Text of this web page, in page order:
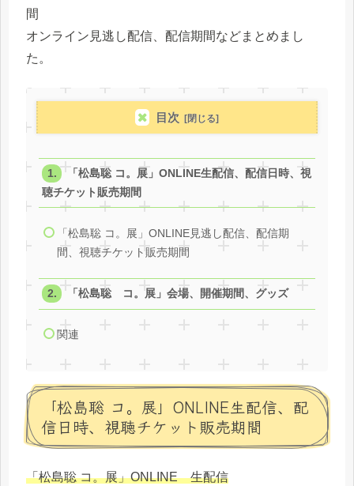
間
オンライン見逃し配信、配信期間などまとめまし
た。
目次
「松島聡 コ。展」ONLINE生配信、配信日時、視
聴チケット販売期間
「松島聡 コ。展」ONLINE見逃し配信、配信期
間、視聴チケット販売期間
「松島聡 コ。展」会場、開催期間、グッズ
関連
「松島聡 コ。展」ONLINE生配信、配
信日時、視聴チケット販売期間
「松島聡 コ。展」ONLINE 生配信